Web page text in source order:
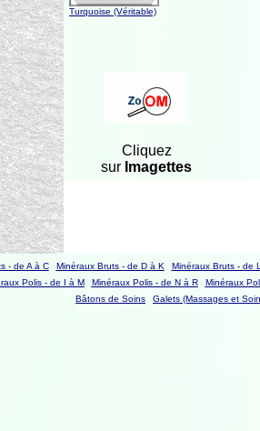
Turquoise (Véritable)
Cliquez
sur Imagettes
- de A à C Minéraux Bruts - de D à K
Minéraux Bruts - de
Polis - de I à M Minéraux Polis - de N à R
Minéraux
Bâtons de Soins
Galets (Massages et